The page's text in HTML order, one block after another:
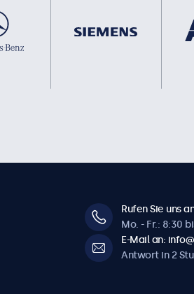
Rufen Sie uns
Mo. - Fr.: 8:30
E-Mail an:
Antwort in 2